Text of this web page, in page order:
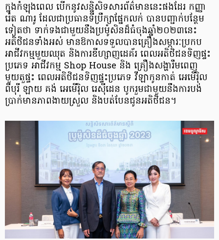
ក្នុងកំឡុងពេល បើកនូវសន្និសិទសារព័ត៌មាននេះផងដែរ កញ្ញា
រ៉េត ណារូ ដែលជាប្រធាន​ទីប្រឹក្សា​ផ្នែកលក់ បានបញ្ជាក់បន្ថែម
ទៀតថា ទាក់ទងជាមួយនឹងប្រម៉ូសិនដ៏ធំចុងឆ្នាំ២០២៣នេះ
អតិថិជន​ទាំងអស់ មានឱកាសទទួលបានគ្រឿងសម្ភារៈប្រកប
អាជីវកម្មមួយឈុត និងការឌីហ្សាញដេគ័រ ពេលអតិថិជនទិញផ្ទះ
ប្រភេទ អាជីវកម្ម Shop House និង គ្រឿងសង្ហារឹមពេញ
មួយតួផ្ទះ ពេលអតិថិជនទិញផ្ទះប្រភេទ វីឡាកូនកាត់ អេមើរ៉ិល
ពីបុរី ឡាយ គង់ អេមើរ៉ិល​​ រេស៊ីដេន បូករួមជាមួយនឹងការបង់
ប្រាក់មានភាពងាយស្រួល និងបត់បែនជូនអតិថិជន។